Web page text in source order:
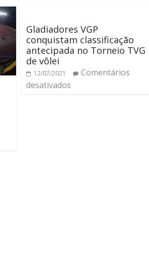
Gladiadores VGP
conquistam classificação
antecipada no Torneio TVG
de vôlei
12/07/2021
Comentários
desativados